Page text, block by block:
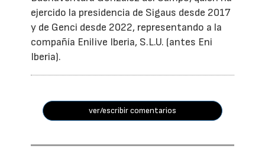
ejercido la presidencia de Sigaus desde 2017
y de Genci desde 2022, representando a la
compañía Enilive Iberia, S.L.U. (antes Eni
Iberia).
ver/escribir comentarios